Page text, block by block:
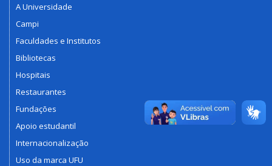
A Universidade
Campi
Faculdades e Institutos
Bibliotecas
Hospitais
Restaurantes
Fundações
Apoio estudantil
Internacionalização
Uso da marca UFU